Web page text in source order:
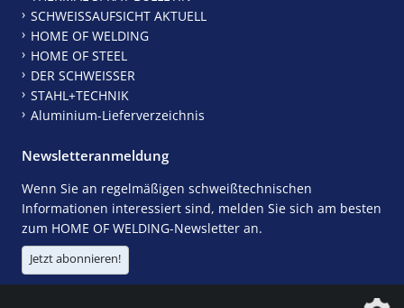
SCHWEISSAUFSICHT AKTUELL
HOME OF WELDING
HOME OF STEEL
DER SCHWEISSER
STAHL+TECHNIK
Aluminium-Lieferverzeichnis
Newsletteranmeldung
Wenn Sie an regelmäßigen schweißtechnischen
Informationen interessiert sind, melden Sie sich am besten
zum HOME OF WELDING-Newsletter an.
Jetzt abonnieren!